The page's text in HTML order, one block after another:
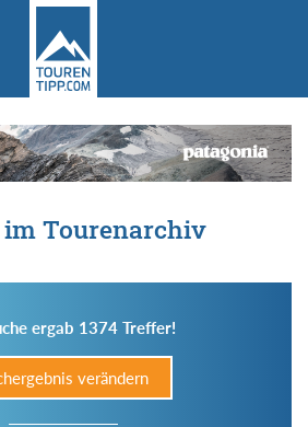
im Tourenarchiv
ergab 1374 Treffer!
verändern